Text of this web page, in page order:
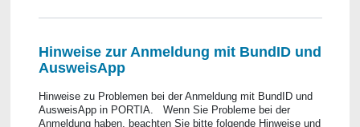
Hinweise zur Anmeldung mit BundID und
AusweisApp
Hinweise zu Problemen bei der Anmeldung mit BundID und
AusweisApp in PORTIA. Wenn Sie Probleme bei der
Anmeldung haben, beachten Sie bitte folgende Hinweise und